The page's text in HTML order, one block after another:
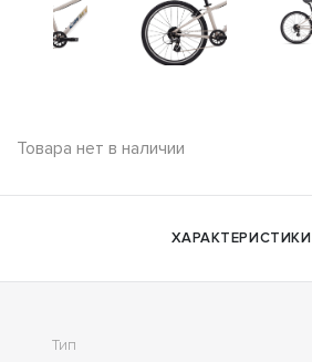
Товара нет в наличии
ХАРАКТЕРИСТИКИ
Тип